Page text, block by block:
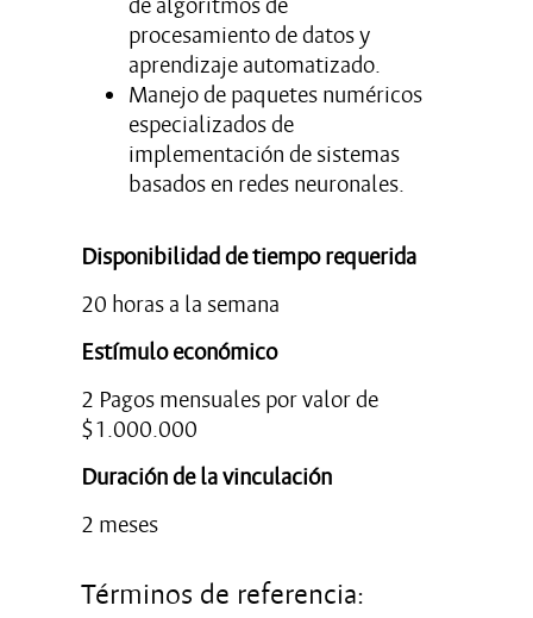
procesamiento de datos y
aprendizaje automatizado.
Manejo de paquetes numéricos
especializados de
implementación de sistemas
basados en redes neuronales.
Disponibilidad de tiempo requerida
20 horas a la semana
Estímulo económico
2 Pagos mensuales por valor de
$1.000.000
Duración de la vinculación
2 meses
Términos de referencia: